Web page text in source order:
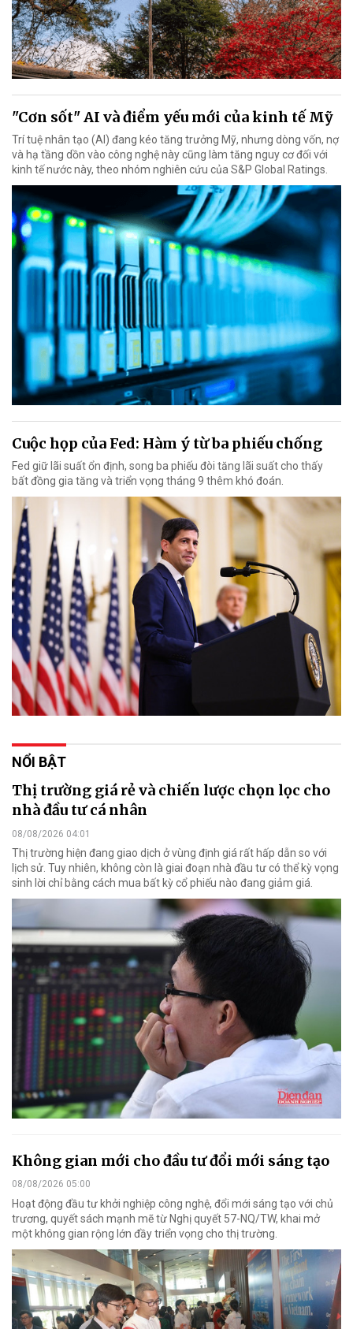
"Cơn sốt" AI và điểm yếu mới của kinh tế Mỹ
Trí tuệ nhân tạo (AI) đang kéo tăng trưởng Mỹ, nhưng dòng vốn, nợ
và hạ tầng dồn vào công nghệ này cũng làm tăng nguy cơ đối với
kinh tế nước này, theo nhóm nghiên cứu của S&P Global Ratings.
Cuộc họp của Fed: Hàm ý từ ba phiếu chống
Fed giữ lãi suất ổn định, song ba phiếu đòi tăng lãi suất cho thấy
bất đồng gia tăng và triển vọng tháng 9 thêm khó đoán.
NỔI BẬT
Thị trường giá rẻ và chiến lược chọn lọc cho
nhà đầu tư cá nhân
08/08/2026 04:01
Thị trường hiện đang giao dịch ở vùng định giá rất hấp dẫn so với
lịch sử. Tuy nhiên, không còn là giai đoạn nhà đầu tư có thể kỳ vọng
sinh lời chỉ bằng cách mua bất kỳ cổ phiếu nào đang giảm giá.
Không gian mới cho đầu tư đổi mới sáng tạo
08/08/2026 05:00
Hoạt động đầu tư khởi nghiệp công nghệ, đổi mới sáng tạo với chủ
trương, quyết sách mạnh mẽ từ Nghị quyết 57-NQ/TW, khai mở
một không gian rộng lớn đầy triển vọng cho thị trường.